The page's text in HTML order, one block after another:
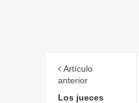
Artículo
anterior
Los jueces